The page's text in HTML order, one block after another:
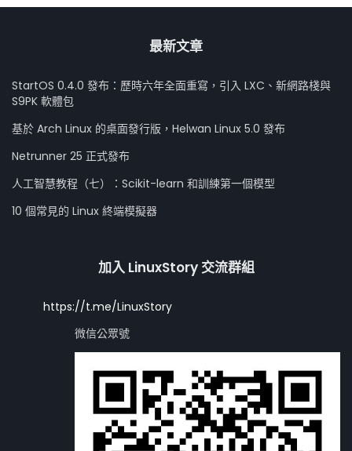
最新文章
StartOS 0.4.0 發布：歷時六年全面重寫，引入 LXC、新網路棧與
S9PK 軟體包
基於 Arch Linux 的桌面發行版，Helwan Linux 5.0 發布
Netrunner 25 正式發布
人工智慧教程（七）：Scikit-learn 和訓練第一個模型
10 個常見的 Linux 終端模擬器
加入 LinuxStory 交流群組
https://t.me/LinuxStory
微信公眾號